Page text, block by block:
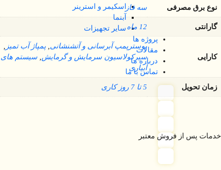
اسکیمر و استرینر
آبنما
سایر تجهیزات
پروژه ها
مقالات
درباره ما
تماس با ما
نوع برق مصرفی سه فاز
گارانتی 12 ماه
کارایی
بوسترپمپ آبرسانی و آتشنشانی پمپاژ آب تمیز
سیرکولاسیون سرمایش و گرمایش سیستم های
آبیاری
زمان تحویل 5 تا 7 روز کاری
خدمات پس از فروش معتبر